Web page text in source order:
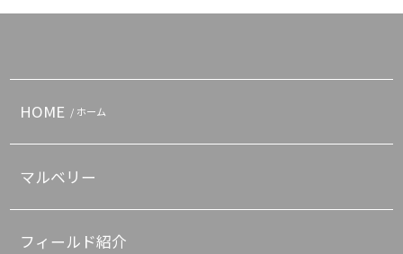
HOME / ホーム
マルベリー
フィールド紹介